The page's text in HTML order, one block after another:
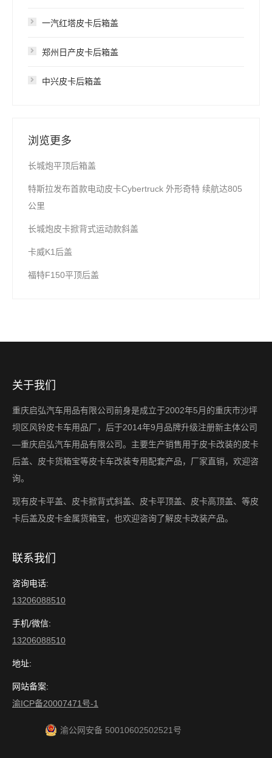
一汽红塔皮卡后箱盖
郑州日产皮卡后箱盖
中兴皮卡后箱盖
浏览更多
长城炮平顶后箱盖
特斯拉发布首款电动皮卡Cybertruck 外形奇特 续航达805
公里
长城炮皮卡掀背式运动款斜盖
卡威K1后盖
福特F150平顶后盖
关于我们
重庆启弘汽车用品有限公司前身是成立于2002年5月的重庆市沙坪
坝区风铃皮卡车用品厂，后于2014年9月品牌升级注册新主体公司
—重庆启弘汽车用品有限公司。主要生产销售用于皮卡改装的皮卡
后盖、皮卡货箱宝等皮卡车改装专用配套产品，厂家直销，欢迎咨
询。
现有皮卡平盖、皮卡掀背式斜盖、皮卡平顶盖、皮卡高顶盖、等皮
卡后盖及皮卡金属货箱宝，也欢迎咨询了解皮卡改装产品。
联系我们
咨询电话:
13206088510
手机/微信:
13206088510
地址:
网站备案:
渝ICP备20007471号-1
渝公网安备 50010602502521号